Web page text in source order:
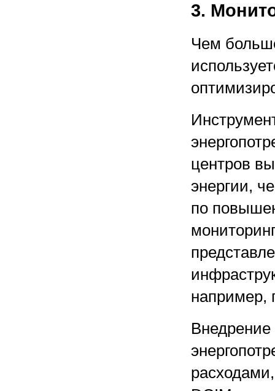
3.
Чем
центров
энергии,
по
например,